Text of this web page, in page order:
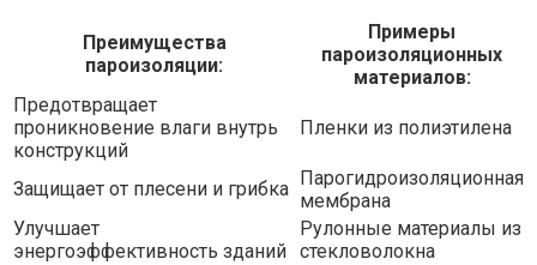
Преимущества
пароизоляции:
Примеры
пароизоляционных
материалов:
Предотвращает
проникновение влаги внутрь
конструкций
Пленки из полиэтилена
Защищает от плесени и грибка
Парогидроизоляционная
мембрана
Улучшает
энергоэффективность зданий
Рулонные материалы из
стекловолокна